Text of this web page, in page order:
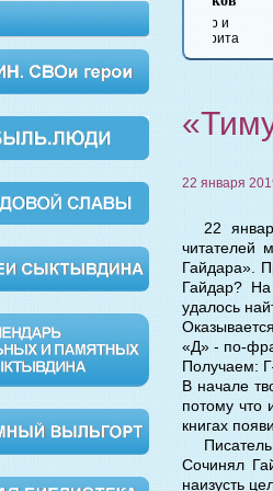
Маргарита
22 января
22
читателей
Гайдара».
Гайдар? На
удалось
«Д» - по-
Получаем:
В начале
потому что
книгах
Сочинял
наизусть